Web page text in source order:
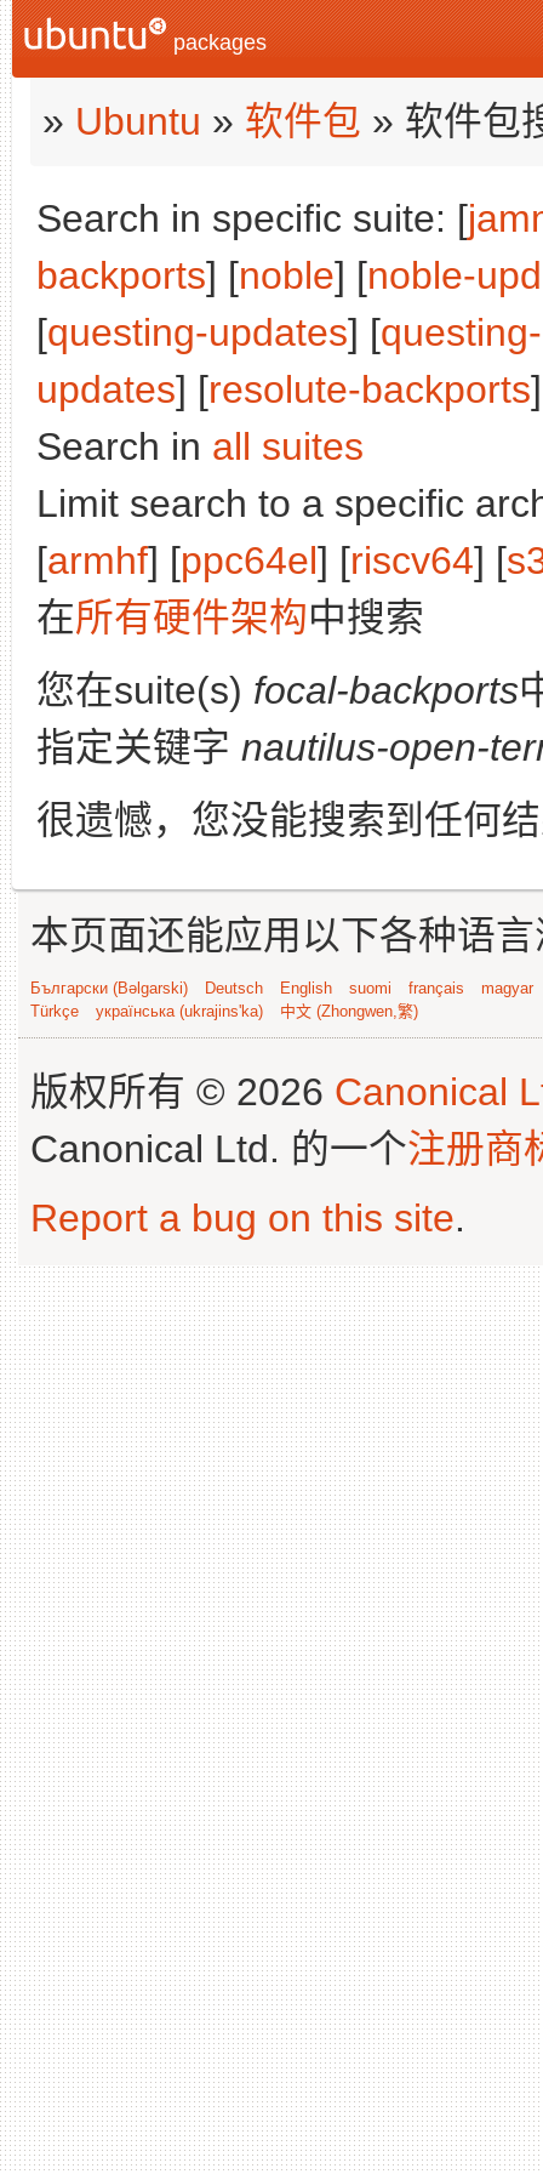
packages
» Ubuntu » 软件包 » 软件包
Search in specific suite: [
backports] [noble] [noble-
[questing-updates] [
updates] [resolute-backports
Search in all suites
Limit search to a specific
[armhf] [ppc64el] [riscv64] [
在所有硬件架构中搜索
您在suite(s) focal-backports
指定关键字 nautilus-open-
很遗憾，您没能搜索到任何
本页面还能应用以下各种语
Български (Bəlgarski) Deutsch English suomi français
magyar
Türkçe
українська (ukrajins'ka) 中文 (Zhongwen,繁)
版权所有 © 2026 Canonical
Canonical Ltd. 的一个注册商
Report a bug on this site.